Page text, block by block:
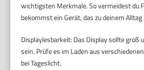
wichtigsten Merkmale. So vermeidest du
bekommst ein Gerät, das zu deinem Alltag
Displaylesbarkeit: Das Display sollte groß
sein. Prüfe es im Laden aus
bei Tageslicht.